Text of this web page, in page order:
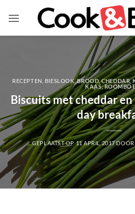
naar
RECEPTEN BIESLOOK,BROOD,CHEDDAR,
KAAS,
Biscuits met cheddar
day
GEPLAATST OP11 APRIL 2017DOOR